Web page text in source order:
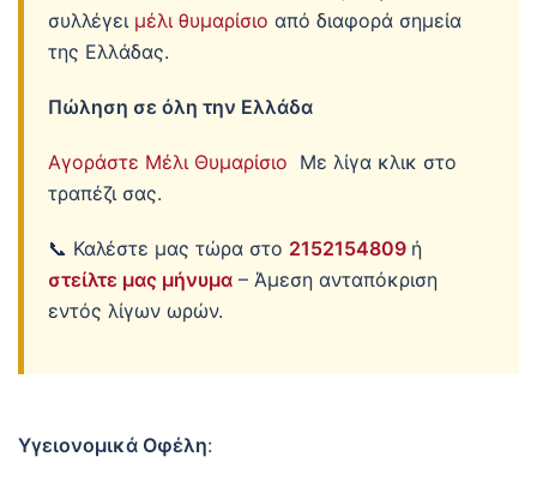
συλλέγει μέλι θυμαρίσιο από διαφορά σημεία
της Ελλάδας.
Πώληση σε όλη την Ελλάδα
Αγοράστε Μέλι Θυμαρίσιο Με λίγα κλικ στο
τραπέζι σας.
📞 Καλέστε μας τώρα στο 2152154809 ή
στείλτε μας μήνυμα – Άμεση ανταπόκριση
εντός λίγων ωρών.
Υγειονομικά Οφέλη: